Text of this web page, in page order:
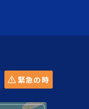
緊急の時